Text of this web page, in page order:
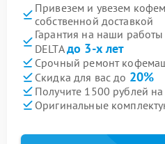
Привезем и увезем
собственной доставкой
Гарантия на наши
DELTAдо 3-х лет
Срочный ремонт
Скидка для вас до 20%
Получите 1500 рублей
Оригинальные